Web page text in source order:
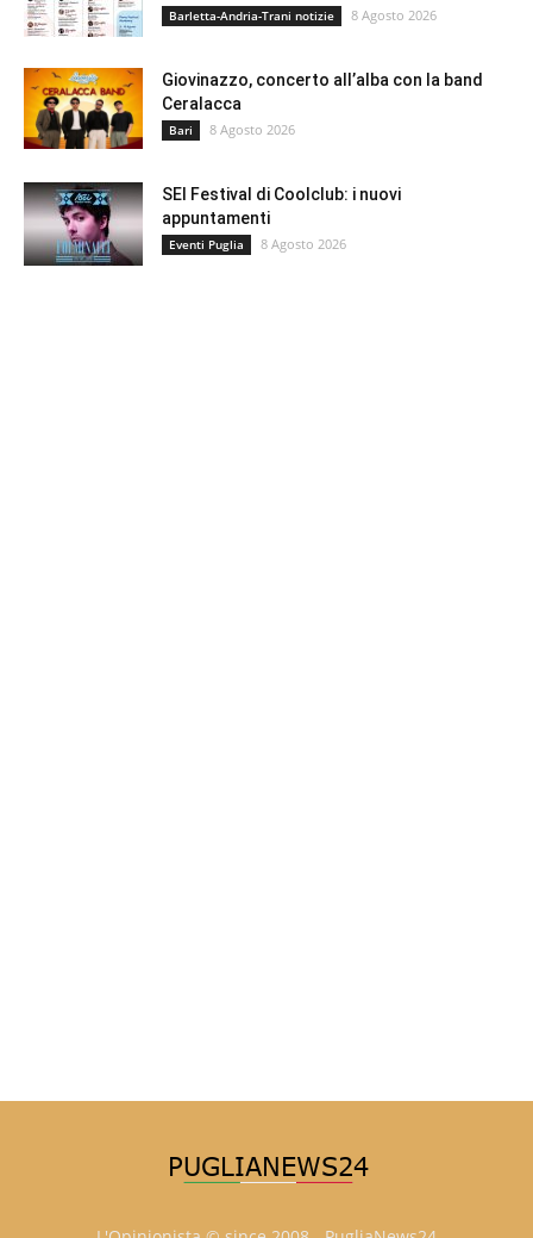
Barletta-Andria-Trani notizie 8 Agosto 2026
Giovinazzo, concerto all’alba con la band
Ceralacca
Bari 8 Agosto 2026
SEI Festival di Coolclub: i nuovi
appuntamenti
Eventi Puglia 8 Agosto 2026